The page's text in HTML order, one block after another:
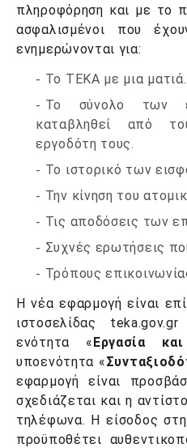
πληροφόρηση και με το
ασφαλισμένοι που
ενημερώνονται για:
Το ΤΕΚΑ με μια ματιά.
Το σύνολο των
καταβληθεί από
εργοδότη τους.
Το ιστορικό των
Την κίνηση του
Τις αποδόσεις των
Συχνές ερωτήσεις
Τρόπους
Η νέα εφαρμογή είναι
ιστοσελίδας
ενότητα «Εργασία
υποενότητα «
εφαρμογή είναι
σχεδιάζεται και η
τηλέφωνα. Η είσοδος
προϋποθέτει